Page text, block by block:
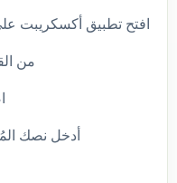
افتح تطبيق أكسكريبت
من
أدخل نصك